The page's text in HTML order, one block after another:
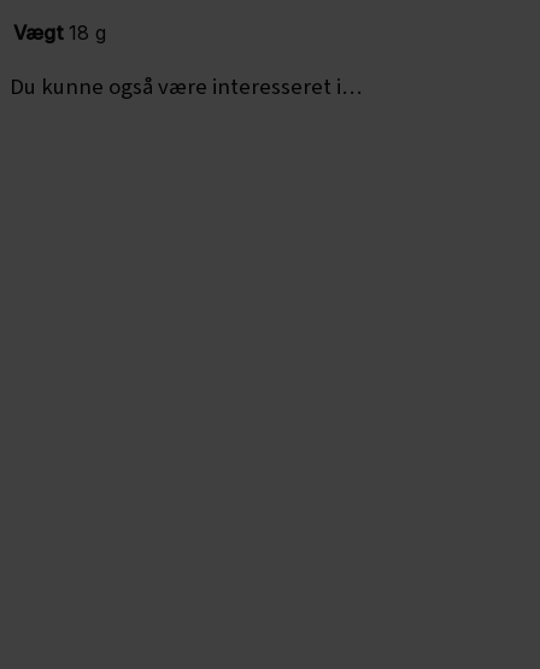
Vægt 18 g
Du kunne også være interesseret i…